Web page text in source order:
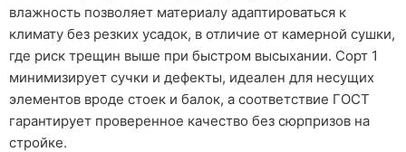
влажность позволяет материалу адаптироваться к
климату без резких усадок, в отличие от камерной сушки,
где риск трещин выше при быстром высыхании. Сорт 1
минимизирует сучки и дефекты, идеален для несущих
элементов вроде стоек и балок, а соответствие ГОСТ
гарантирует проверенное качество без сюрпризов на
стройке.